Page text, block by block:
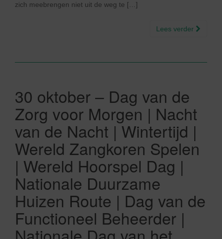
zich meebrengen niet uit de weg te […]
Lees verder
30 oktober – Dag van de
Zorg voor Morgen | Nacht
van de Nacht | Wintertijd |
Wereld Zangkoren Spelen
| Wereld Hoorspel Dag |
Nationale Duurzame
Huizen Route | Dag van de
Functioneel Beheerder |